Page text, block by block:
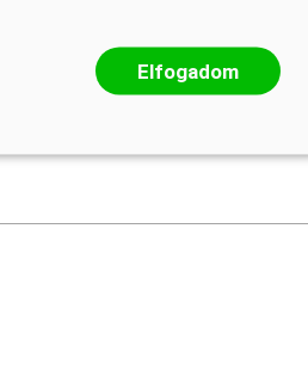
Elfogadom